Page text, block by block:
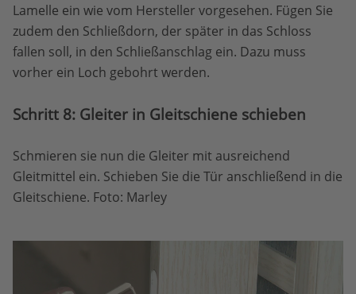
Lamelle ein wie vom Hersteller vorgesehen. Fügen Sie
zudem den Schließdorn, der später in das Schloss
fallen soll, in den Schließanschlag ein. Dazu muss
vorher ein Loch gebohrt werden.
Schritt 8: Gleiter in Gleitschiene schieben
Schmieren sie nun die Gleiter mit ausreichend
Gleitmittel ein. Schieben Sie die Tür anschließend in die
Gleitschiene. Foto: Marley